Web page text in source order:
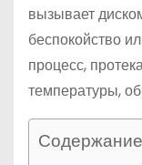
вызывает
беспокойство
процесс,
температуры,
Содержание